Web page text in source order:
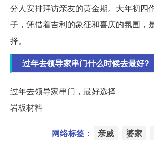
分人安排拜访亲友的黄金期。大年初四
子，凭借着吉利的象征和喜庆的氛围，
择。
过年去领导家串门什么时候去最好?
过年去领导家串门，最好选择
岩板材料
网络标签： 亲戚 婆家